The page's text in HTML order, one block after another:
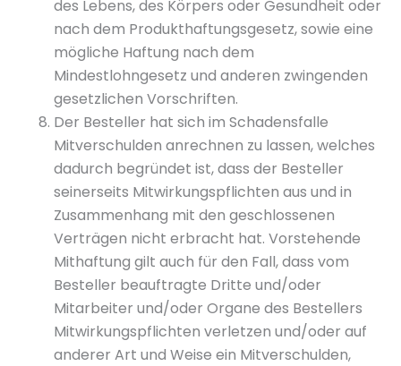
des Lebens, des Körpers oder Gesundheit oder
nach dem Produkthaftungsgesetz, sowie eine
mögliche Haftung nach dem
Mindestlohngesetz und anderen zwingenden
gesetzlichen Vorschriften.
Der Besteller hat sich im Schadensfalle
Mitverschulden anrechnen zu lassen, welches
dadurch begründet ist, dass der Besteller
seinerseits Mitwirkungspflichten aus und in
Zusammenhang mit den geschlossenen
Verträgen nicht erbracht hat. Vorstehende
Mithaftung gilt auch für den Fall, dass vom
Besteller beauftragte Dritte und/oder
Mitarbeiter und/oder Organe des Bestellers
Mitwirkungspflichten verletzen und/oder auf
anderer Art und Weise ein Mitverschulden,